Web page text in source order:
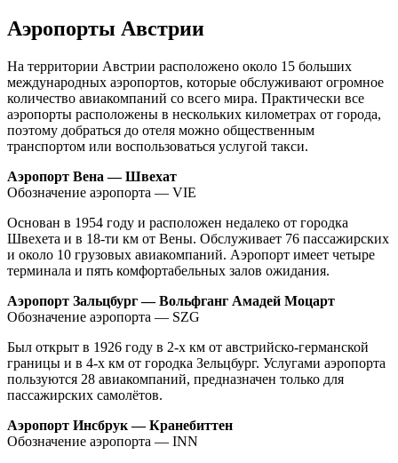
Аэропорты Австрии
На территории Австрии расположено около 15 больших
международных аэропортов, которые обслуживают огромное
количество авиакомпаний со всего мира. Практически все
аэропорты расположены в нескольких километрах от города,
поэтому добраться до отеля можно общественным
транспортом или воспользоваться услугой такси.
Аэропорт Вена — Швехат
Обозначение аэропорта — VIE
Основан в 1954 году и расположен недалеко от городка
Швехета и в 18-ти км от Вены. Обслуживает 76 пассажирских
и около 10 грузовых авиакомпаний. Аэропорт имеет четыре
терминала и пять комфортабельных залов ожидания.
Аэропорт Зальцбург — Вольфганг Амадей Моцарт
Обозначение аэропорта — SZG
Был открыт в 1926 году в 2-х км от австрийско-германской
границы и в 4-х км от городка Зельцбург. Услугами аэропорта
пользуются 28 авиакомпаний, предназначен только для
пассажирских самолётов.
Аэропорт Инсбрук — Кранебиттен
Обозначение аэропорта — INN